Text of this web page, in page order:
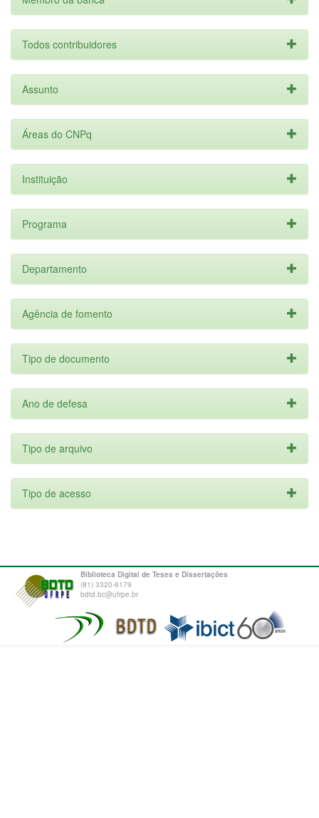
Todos contribuidores
Assunto
Áreas do CNPq
Instituição
Programa
Departamento
Agência de fomento
Tipo de documento
Ano de defesa
Tipo de arquivo
Tipo de acesso
Biblioteca Digital de Teses e Dissertações
(81) 3320-6179
bdtd.bc@ufrpe.br